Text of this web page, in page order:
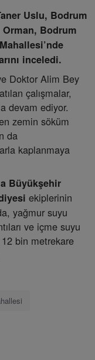
Uslu, Bodrum
Orman, Bodrum
inceledi.
Doktor Alim Bey
çalışmalar,
devam ediyor.
zemin söküm
da
kaplanmaya
Büyükşehir
ekiplerinin
yağmur suyu
ve içme suyu
bin metrekare